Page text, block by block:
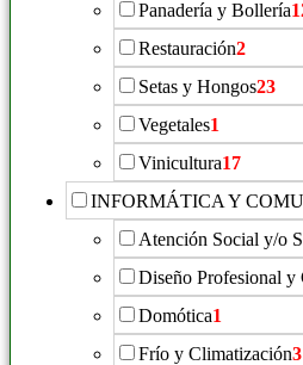
Panadería y Bollería
Restauración2
Setas y Hongos23
Vegetales1
Vinicultura17
INFORMÁTICA Y
Atención Social y/o
Diseño Profesional
Domótica1
Frío y Climatización3